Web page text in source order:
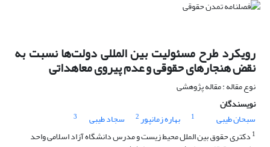
رویکرد طرح مسئولیت بین المللی دولت‌ها نسبت به
نقض هنجارهای حقوقی و عدم پیروی معاهداتی
نوع مقاله : مقاله پژوهشی
نویسندگان
سبحان طیبی
1 بهاره زمانپور2 سجاد طیبی
3
1 دکتری حقوق بین الملل محیط زیست و مدرس دانشگاه آزاد اسلامی واحد